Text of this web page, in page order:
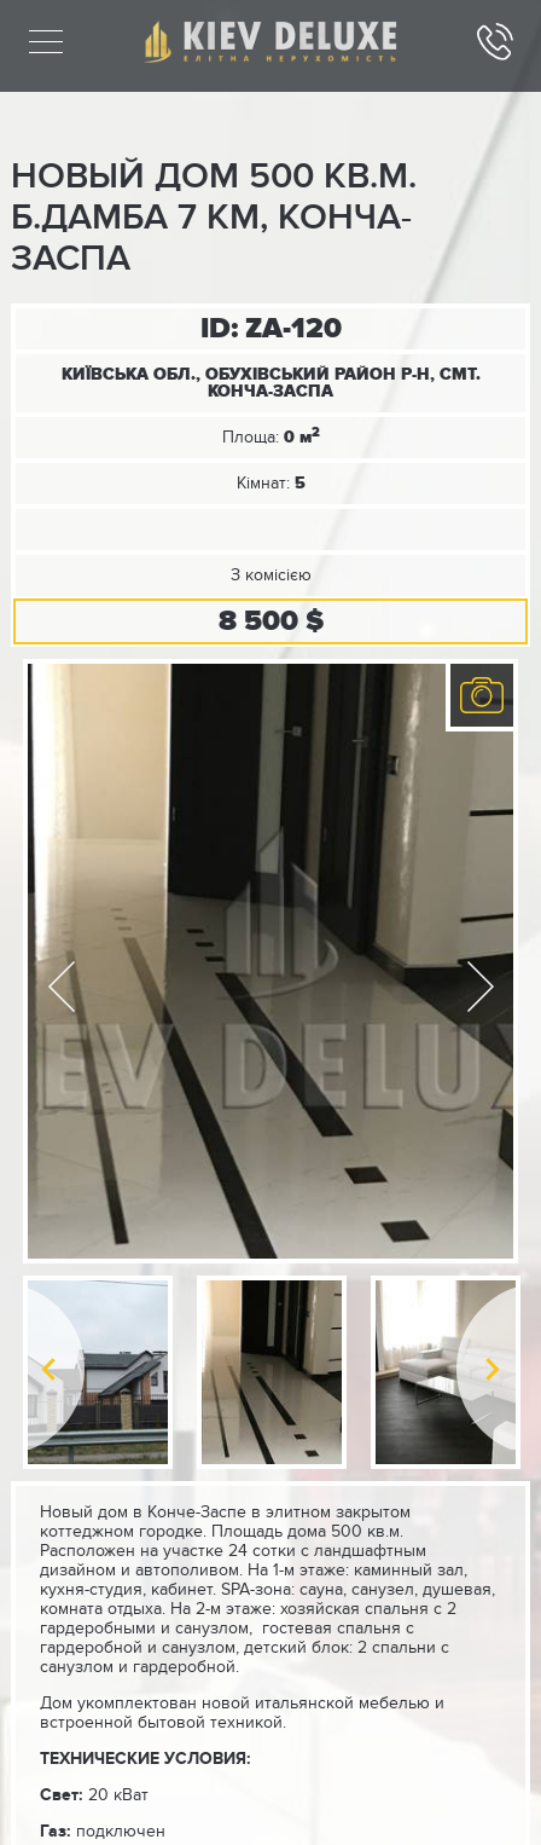
НОВЫЙ ДОМ 500 КВ.М.
Б.ДАМБА 7 КМ, КОНЧА-
ЗАСПА
ID: ZA-120
КИЇВСЬКА ОБЛ., ОБУХІВСЬКИЙ РАЙОН Р-Н, СМТ.
КОНЧА-ЗАСПА
Площа: 0 м2
Кімнат: 5
З комісією
8 500 $
Previous
Новый дом в Конче-Заспе в элитном закрытом
коттеджном городке. Площадь дома 500 кв.м.
Расположен на участке 24 сотки с ландшафтным
дизайном и автополивом. На 1-м этаже: каминный зал,
кухня-студия, кабинет. SPA-зона: сауна, санузел, душевая,
комната отдыха. На 2-м этаже: хозяйская спальня с 2
гардеробными и санузлом, гостевая спальня с
гардеробной и санузлом, детский блок: 2 спальни с
санузлом и гардеробной.
Дом укомплектован новой итальянской мебелью и
встроенной бытовой техникой.
ТЕХНИЧЕСКИЕ УСЛОВИЯ:
Свет: 20 кВат
Газ: подключен